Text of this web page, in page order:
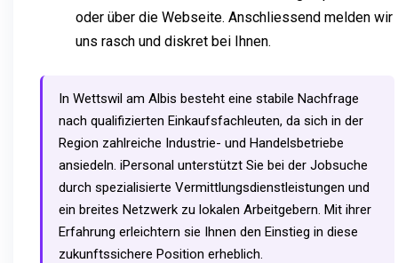
oder über die Webseite. Anschliessend melden wir
uns rasch und diskret bei Ihnen.
In Wettswil am Albis besteht eine stabile Nachfrage
nach qualifizierten Einkaufsfachleuten, da sich in der
Region zahlreiche Industrie- und Handelsbetriebe
ansiedeln. iPersonal unterstützt Sie bei der Jobsuche
durch spezialisierte Vermittlungsdienstleistungen und
ein breites Netzwerk zu lokalen Arbeitgebern. Mit ihrer
Erfahrung erleichtern sie Ihnen den Einstieg in diese
zukunftssichere Position erheblich.